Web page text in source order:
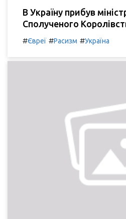
В Україну прибув
Сполученого
#Євреї #Расизм #Україна